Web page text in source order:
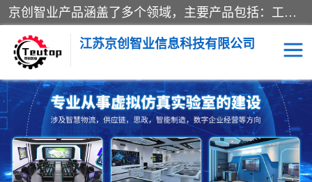
京创智业产品涵盖了多个领域，主要产品包括：工业4.0生产线解决方案，智慧物流综合实训室，教学设备与实验室建设，虚拟仿真实验室等。公司将秉持“创新、执着、诚信、共赢”的理念，以“将服务当作使命”为核心价值观，致力于为客户创造价值，与客户、合作伙伴和员工共同成长。
江苏京创智业信息科技有限公司
VR物流实训 低碳供应链
生产系统仿真 冷链物流